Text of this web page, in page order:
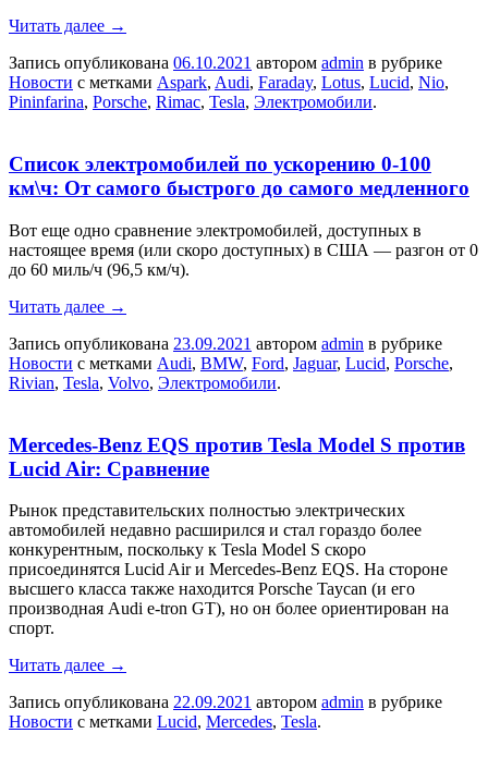
Читать далее →
Запись опубликована 06.10.2021 автором admin в рубрике
Новости с метками Aspark, Audi, Faraday, Lotus, Lucid, Nio,
Pininfarina, Porsche, Rimac, Tesla, Электромобили.
Список электромобилей по ускорению 0-100
км\ч: От самого быстрого до самого медленного
Вот еще одно сравнение электромобилей, доступных в
настоящее время (или скоро доступных) в США — разгон от 0
до 60 миль/ч (96,5 км/ч).
Читать далее →
Запись опубликована 23.09.2021 автором admin в рубрике
Новости с метками Audi, BMW, Ford, Jaguar, Lucid, Porsche,
Rivian, Tesla, Volvo, Электромобили.
Mercedes-Benz EQS против Tesla Model S против
Lucid Air: Сравнение
Рынок представительских полностью электрических
автомобилей недавно расширился и стал гораздо более
конкурентным, поскольку к Tesla Model S скоро
присоединятся Lucid Air и Mercedes-Benz EQS. На стороне
высшего класса также находится Porsche Taycan (и его
производная Audi e-tron GT), но он более ориентирован на
спорт.
Читать далее →
Запись опубликована 22.09.2021 автором admin в рубрике
Новости с метками Lucid, Mercedes, Tesla.